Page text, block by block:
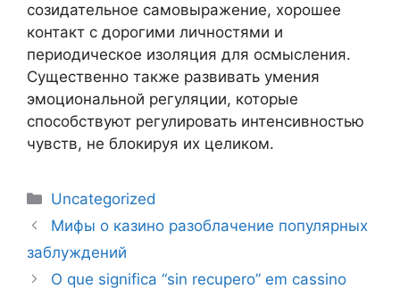
созидательное самовыражение, хорошее
контакт с дорогими личностями и
периодическое изоляция для осмысления.
Существенно также развивать умения
эмоциональной регуляции, которые
способствуют регулировать интенсивностью
чувств, не блокируя их целиком.
Uncategorized
Мифы о казино разоблачение популярных
заблуждений
O que significa “sin recupero” em cassino